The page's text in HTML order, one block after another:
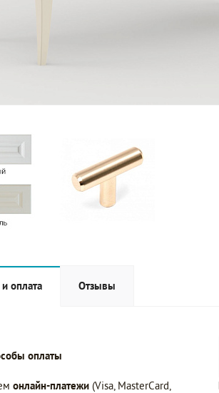
оплата Отзывы
оплаты
онлайн-платежи (Visa, MasterCard,